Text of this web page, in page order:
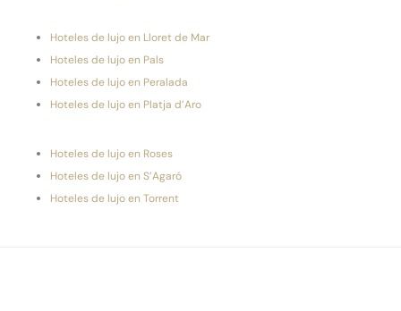
Hoteles de lujo en Lloret de Mar
Hoteles de lujo en Pals
Hoteles de lujo en Peralada
Hoteles de lujo en Platja d’Aro
Hoteles de lujo en Roses
Hoteles de lujo en S’Agaró
Hoteles de lujo en Torrent